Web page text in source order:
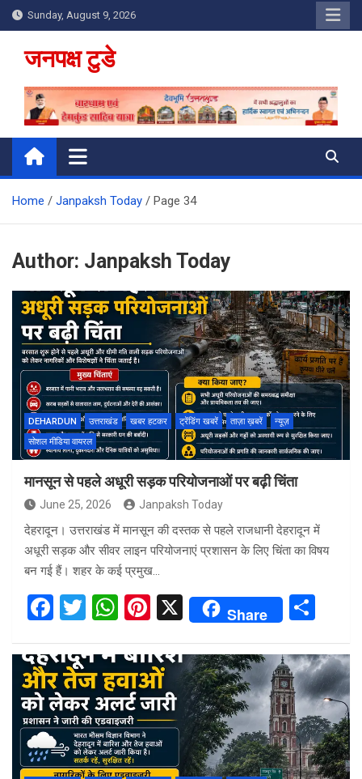
Skip
to
content
Sunday, August 9, 2026
जनपक्ष टुडे
Home Janpaksh Today Page 34
Author: Janpaksh Today
DEHARDUN उत्तराखंड खबर हटकर ट्रेंडिंग खबरें ताज़ा ख़बरें
न्यूज़
सोशल मीडिया वायरल
मानसून से पहले अधूरी सड़क परियोजनाओं पर बढ़ी चिंता
June 25, 2026 Janpaksh Today
देहरादून। उत्तराखंड में मानसून की दस्तक से पहले राजधानी देहरादून में
अधूरी सड़क और सीवर लाइन परियोजनाएं प्रशासन के लिए चिंता का विषय
बन गई हैं। शहर के कई प्रमुख…
F
ce
b
o
o
k
T
tt
er
W
at
s
A
p
p
Pi
er
es
t
X Share
ar
e